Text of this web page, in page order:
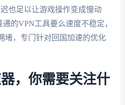
也足以让游戏操作变成慢动
的VPN工具要么速度不稳定，
堵，专门针对回国加速的优化
，你需要关注什